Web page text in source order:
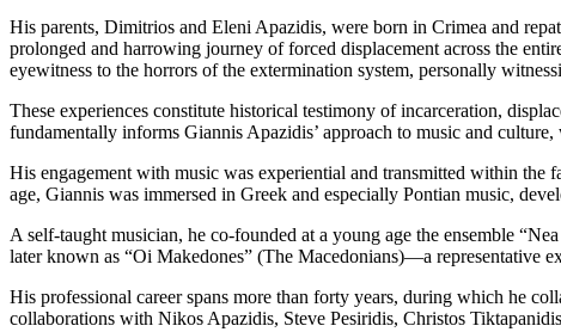
His parents, Dimitrios and Eleni Apazidis, were born in Crimea and
prolonged and harrowing journey of forced displacement across the
eyewitness to the horrors of the extermination system, personally
These experiences constitute historical testimony of incarceration,
fundamentally informs Giannis Apazidis’ approach to music and
His engagement with music was experiential and transmitted within
age, Giannis was immersed in Greek and especially Pontian music,
A self-taught musician, he co-founded at a young age the ensemble
later known as “Oi Makedones” (The Macedonians)—a representative
His professional career spans more than forty years, during which he
collaborations with Nikos Apazidis, Steve Pesiridis, Christos